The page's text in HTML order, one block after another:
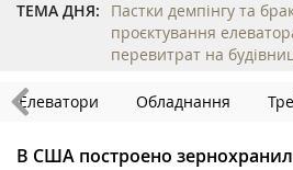
ТЕМА ДНЯ:
Пастки демпінгу та
проєктування
перевитрат на
Елеватори Обладнання
В США построено